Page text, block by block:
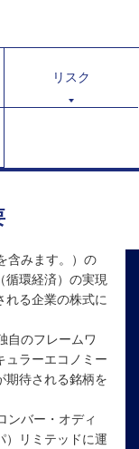
リスク
含みます。）の
循環経済）の実現
れる企業の株式に
自のフレームワ
ュラーエコノミー
期待される銘柄を
ンバー・オディ
）リミテッドに運